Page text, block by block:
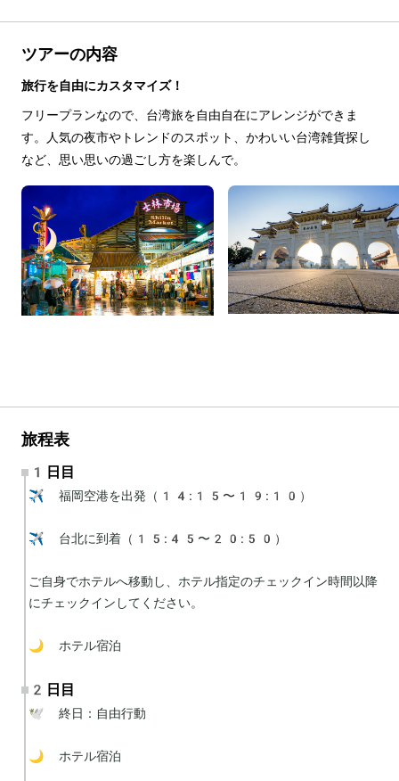
ツアーの内容
旅行を自由にカスタマイズ！
フリープランなので、台湾旅を自由自在にアレンジができま
す。人気の夜市やトレンドのスポット、かわいい台湾雑貨探し
など、思い思いの過ごし方を楽しんで。
旅程表
1日目
✈️ 福岡空港を出発（14:15〜19:10）
✈️ 台北に到着（15:45〜20:50）
ご自身でホテルへ移動し、ホテル指定のチェックイン時間以降
にチェックインしてください。
🌙 ホテル宿泊
2日目
🕊 終日：自由行動
🌙 ホテル宿泊